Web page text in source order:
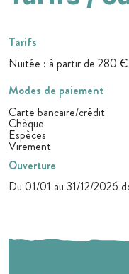
Tarifs
Nuitée : à partir de 280
Modes de paiement
Carte bancaire/crédit
Chèque
Espèces
Virement
Ouverture
Du 01/01 au 31/12/2026